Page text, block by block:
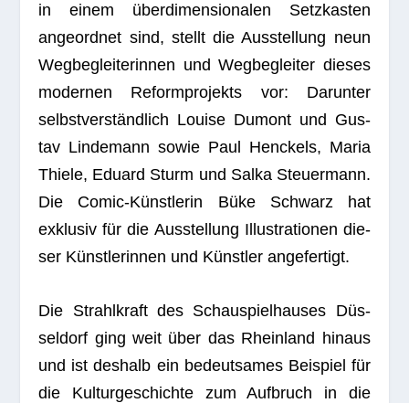
in einem über­di­men­sio­na­len Setz­kas­ten
ange­ord­net sind, stellt die Aus­stel­lung neun
Weg­be­glei­te­rin­nen und Weg­be­glei­ter die­ses
moder­nen Reform­pro­jekts vor: Dar­un­ter
selbst­ver­ständ­lich Louise Dumont und Gus­
tav Lin­de­mann sowie Paul Hen­ckels, Maria
Thiele, Edu­ard Sturm und Salka Steu­er­mann.
Die Comic-Künst­le­rin Büke Schwarz hat
exklu­siv für die Aus­stel­lung Illus­tra­tio­nen die­
ser Künst­le­rin­nen und Künst­ler angefertigt.
Die Strahl­kraft des Schau­spiel­hau­ses Düs­
sel­dorf ging weit über das Rhein­land hin­aus
und ist des­halb ein bedeut­sa­mes Bei­spiel für
die Kul­tur­ge­schichte zum Auf­bruch in die